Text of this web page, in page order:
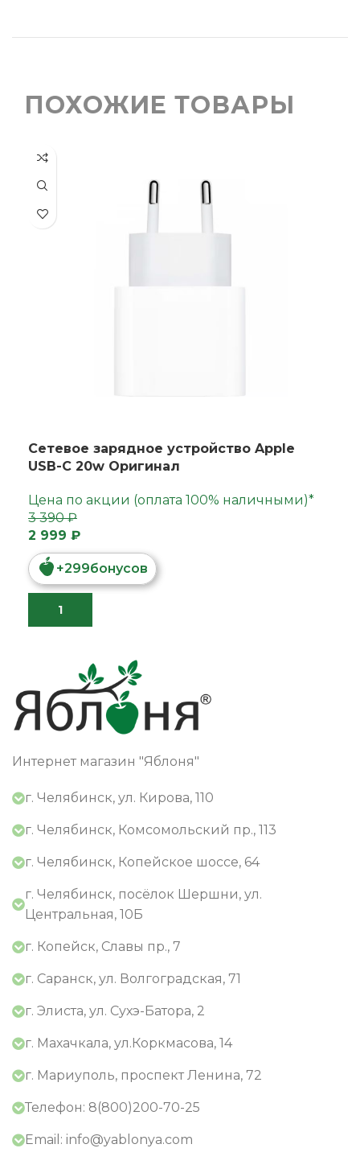
ПОХОЖИЕ ТОВАРЫ
Сетевое зарядное устройство Apple
USB-C 20w Оригинал
Цена по акции (оплата 100% наличными)*
2 999 ₽
+299бонусов
3 390 ₽
Интернет магазин "Яблоня"
г. Челябинск, ул. Кирова, 110
г. Челябинск, Комсомольский пр., 113
г. Челябинск, Копейское шоссе, 64
г. Челябинск, посёлок Шершни, ул.
Центральная, 10Б
г. Копейск, Славы пр., 7
г. Саранск, ул. Волгоградская, 71
г. Элиста, ул. Сухэ-Батора, 2
г. Махачкала, ул.Коркмасова, 14
г. Мариуполь, проспект Ленина, 72
Телефон: 8(800)200-70-25
Email: info@yablonya.com